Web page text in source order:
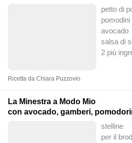
petto di
pomodini
avocado
salsa di
2 più
Ricetta da Chiara Puzzovio
La Minestra a Modo Mio
con avocado, gamberi,
stelline
per il